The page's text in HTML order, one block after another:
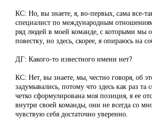
КС: Но, вы знаете, я, во-первых, сама все-
специалист по международным
ряд людей в моей команде, с которыми мы
повестку, но здесь, скорее, я опираюсь на
ДГ: Какого-то известного имени нет?
КС: Нет, вы знаете, мы, честно говоря, об
задумывались, потому что здесь как раз та
четко сформулирована моя позиция, я ее
внутри своей команды, они не всегда со
чувствую себя достаточно уверенно.